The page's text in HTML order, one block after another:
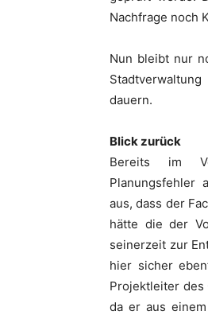
Nachfrage noch
Nun bleibt nur
dauern.
Blick zurück
Bereits im
Planungsfehler
aus, dass der
hätte die der
seinerzeit zur
hier sicher
Projektleiter des
da er aus